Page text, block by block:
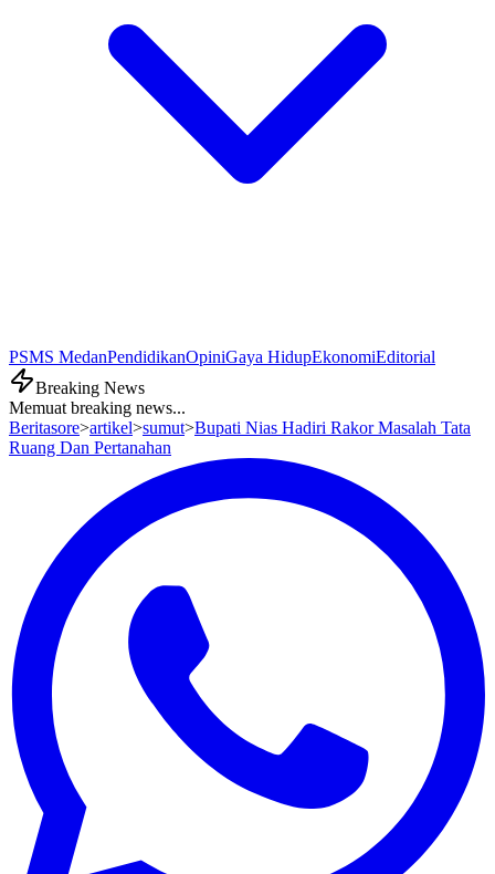
PSMS MedanPendidikanOpiniGaya HidupEkonomiEditorial
Breaking News
Memuat breaking news...
Beritasore>artikel>sumut>Bupati Nias Hadiri Rakor Masalah Tata
Ruang Dan Pertanahan